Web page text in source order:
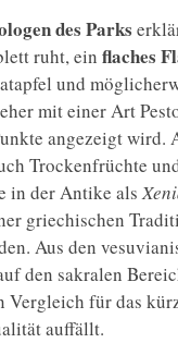
des Parks
ruht, ein flaches
und
mit einer Art
angezeigt wird.
Trockenfrüchte
in der Antike als
griechischen
Aus den
den sakralen
Vergleich für das
auffällt.